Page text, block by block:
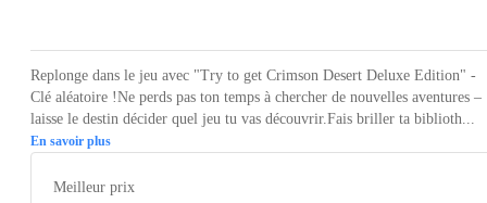
Replonge dans le jeu avec "Try to get Crimson Desert Deluxe Edition" -
Clé aléatoire !Ne perds pas ton temps à chercher de nouvelles aventures –
laisse le destin décider quel jeu tu vas découvrir.Fais briller ta biblioth...
En savoir plus
Meilleur prix